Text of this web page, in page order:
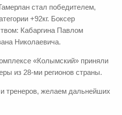
стал победителем,
+92кг. Боксер
Кабаргина Павлом
Николаевича.
«Колымский» приняли
из 28-ми регионов страны.
тренеров, желаем дальнейших